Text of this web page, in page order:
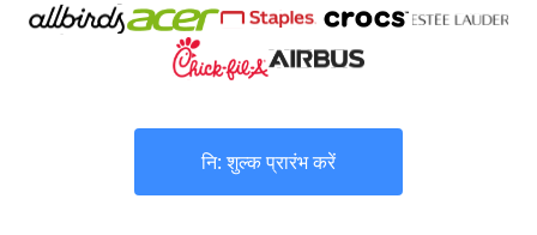
नि: शुल्क प्रारंभ करें